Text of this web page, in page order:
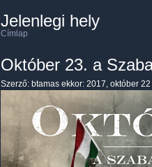
Jelenlegi hely
Címlap
Október 23. a
Szerző: btamas ekkor: 2017, október 22